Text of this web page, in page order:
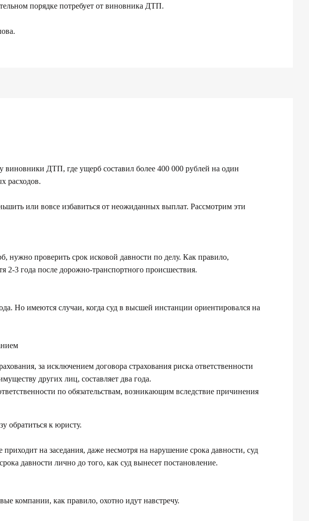
порядке потребует от виновника ДТП.
ДТП, где ущерб составил более 400 000 рублей на один
расходов.
или вовсе избавиться от неожиданных выплат. Рассмотрим эти
нужно проверить срок исковой давности по делу. Как правило,
2-3 года после дорожно-транспортного происшествия.
Но имеются случаи, когда суд в высшей инстанции ориентировался на
за исключением договора страхования риска ответственности
других лиц, составляет два года.
по обязательствам, возникающим вследствие причинения
обратиться к юристу.
на заседания, даже несмотря на нарушение срока давности, суд
давности лично до того, как суд вынесет постановление.
компании, как правило, охотно идут навстречу.